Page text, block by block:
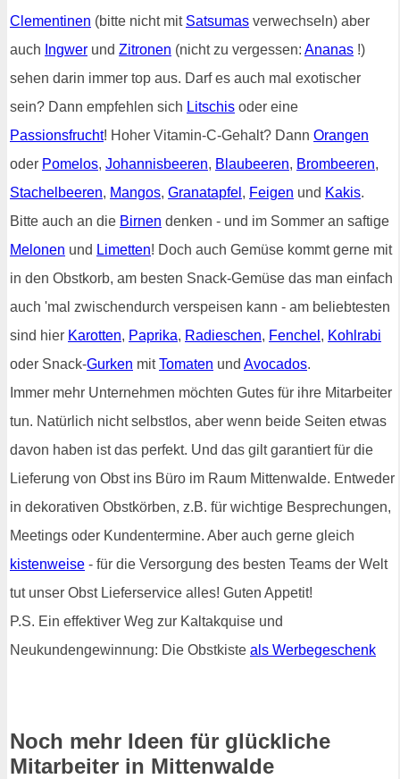
Clementinen (bitte nicht mit Satsumas verwechseln) aber
auch Ingwer und Zitronen (nicht zu vergessen: Ananas !)
sehen darin immer top aus. Darf es auch mal exotischer
sein? Dann empfehlen sich Litschis oder eine
Passionsfrucht! Hoher Vitamin-C-Gehalt? Dann Orangen
oder Pomelos, Johannisbeeren, Blaubeeren, Brombeeren,
Stachelbeeren, Mangos, Granatapfel , Feigen und Kakis.
Bitte auch an die Birnen denken - und im Sommer an saftige
Melonen und Limetten! Doch auch Gemüse kommt gerne mit
in den Obstkorb, am besten Snack-Gemüse das man einfach
auch 'mal zwischendurch verspeisen kann - am beliebtesten
sind hier Karotten, Paprika, Radieschen, Fenchel , Kohlrabi
oder Snack-Gurken mitTomaten und Avocados.
Immer mehr Unternehmen möchten Gutes für ihre Mitarbeiter
tun. Natürlich nicht selbstlos, aber wenn beide Seiten etwas
davon haben ist das perfekt. Und das gilt garantiert für die
Lieferung von Obst ins Büro im Raum Mittenwalde. Entweder
in dekorativen Obstkörben, z.B. für wichtige Besprechungen,
Meetings oder Kundentermine. Aber auch gerne gleich
kistenweise - für die Versorgung des besten Teams der Welt
tut unser Obst Lieferservice alles! Guten Appetit!
P.S. Ein effektiver Weg zur Kaltakquise und
Neukundengewinnung: Die Obstkiste als Werbegeschenk
Noch mehr Ideen für glückliche
Mitarbeiter in Mittenwalde